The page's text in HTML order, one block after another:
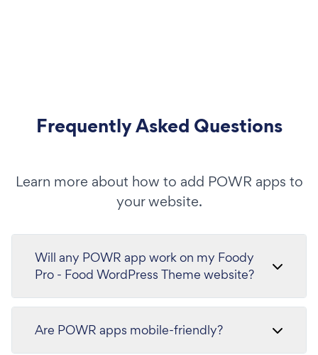
Frequently Asked Questions
Learn more about how to add POWR apps to
your website.
Will any POWR app work on my Foody
Pro - Food WordPress Theme website?
Are POWR apps mobile-friendly?